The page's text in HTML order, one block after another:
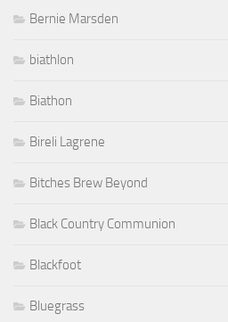
Bernie Marsden
biathlon
Biathon
Bireli Lagrene
Bitches Brew Beyond
Black Country Communion
Blackfoot
Bluegrass